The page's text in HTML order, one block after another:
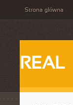
Strona główna
REAL